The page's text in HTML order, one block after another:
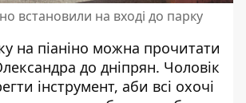
встановили на вході до парку
на піаніно можна прочитати
до дніпрян. Чоловік
інструмент, аби всі охочі